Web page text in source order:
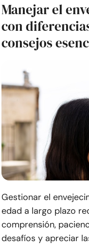
Manejar el
con
consejos
Gestionar el
edad a largo plazo
comprensión,
desafíos y apreciar